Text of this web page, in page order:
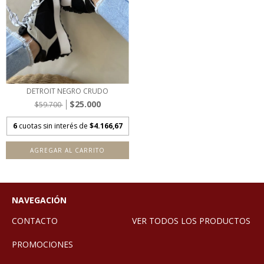
DETROIT NEGRO CRUDO
$59.700
$25.000
6 cuotas sin interés de $4.166,67
AGREGAR AL CARRITO
NAVEGACIÓN
CONTACTO
VER TODOS LOS PRODUCTOS
PROMOCIONES